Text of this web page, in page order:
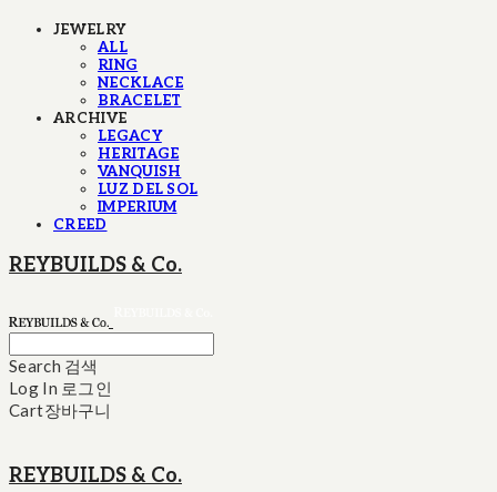
JEWELRY
ALL
RING
NECKLACE
BRACELET
ARCHIVE
LEGACY
HERITAGE
VANQUISH
LUZ DEL SOL
IMPERIUM
CREED
REYBUILDS & Co.
Search 검색
Log In 로그인
Cart장바구니
REYBUILDS & Co.